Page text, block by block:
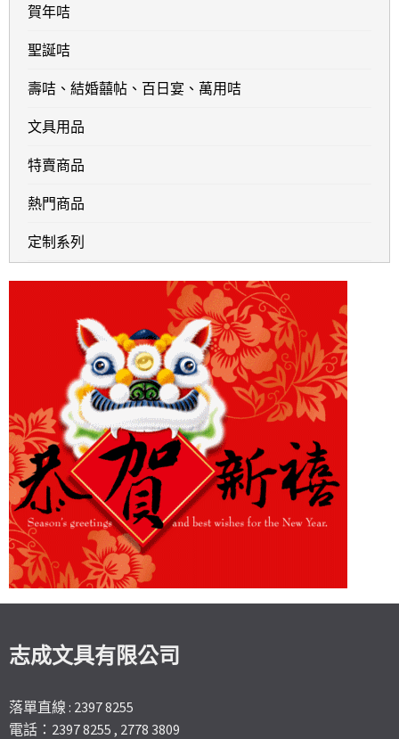
賀年咭
聖誕咭
壽咭、結婚囍帖、百日宴、萬用咭
文具用品
特賣商品
熱門商品
定制系列
志成文具有限公司
落單直線 : 2397 8255
電話：2397 8255 , 2778 3809